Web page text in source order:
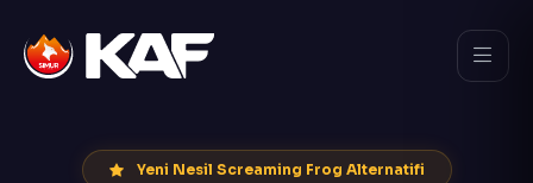
Yeni Nesil Screaming Frog Alternatifi